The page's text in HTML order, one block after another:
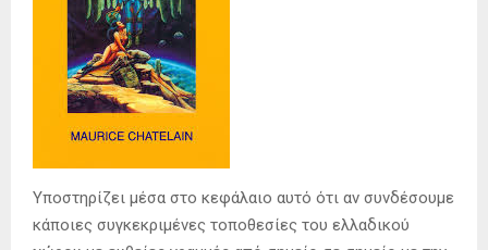
Υποστηρίζει μέσα στο κεφάλαιο αυτό ότι αν συνδέσουμε
κάποιες συγκεκριμένες τοποθεσίες του ελλαδικού